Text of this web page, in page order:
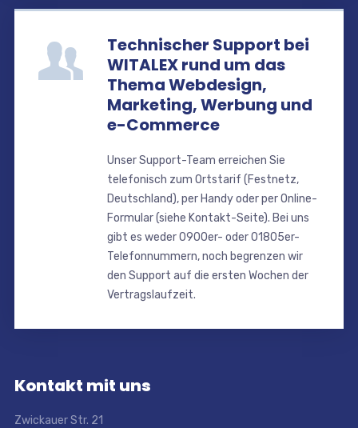
Technischer Support bei
WITALEX rund um das
Thema Webdesign,
Marketing, Werbung und
e-Commerce
Unser Support-Team erreichen Sie
telefonisch zum Ortstarif (Festnetz,
Deutschland), per Handy oder per Online-
Formular (siehe Kontakt-Seite). Bei uns
gibt es weder 0900er- oder 01805er-
Telefonnummern, noch begrenzen wir
den Support auf die ersten Wochen der
Vertragslaufzeit.
Kontakt mit uns
Zwickauer Str. 21